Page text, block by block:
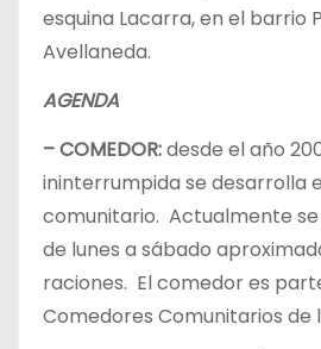
esquina Lacarra, en el barrio
Avellaneda.
AGENDA
– COMEDOR:desde el año
ininterrumpida se desarrolla
comunitario. Actualmente
de lunes a sábado
raciones. El comedor es
Comedores Comunitarios de